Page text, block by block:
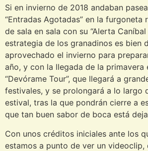
Si en invierno de 2018 andaban
“Entradas Agotadas” en la furgoneta
de sala en sala con su “Alerta Caníbal
estrategia de los granadinos es bien
aprovechado el invierno para
año, y con la llegada de la primavera
“Devórame Tour”, que llegará a
festivales, y se prolongará a lo largo
estival, tras la que pondrán cierre a
que tan buen sabor de boca está
Con unos créditos iniciales ante los
estamos a punto de ver un